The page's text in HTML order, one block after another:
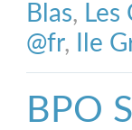
Blas, Les
@fr, Ile
BPO